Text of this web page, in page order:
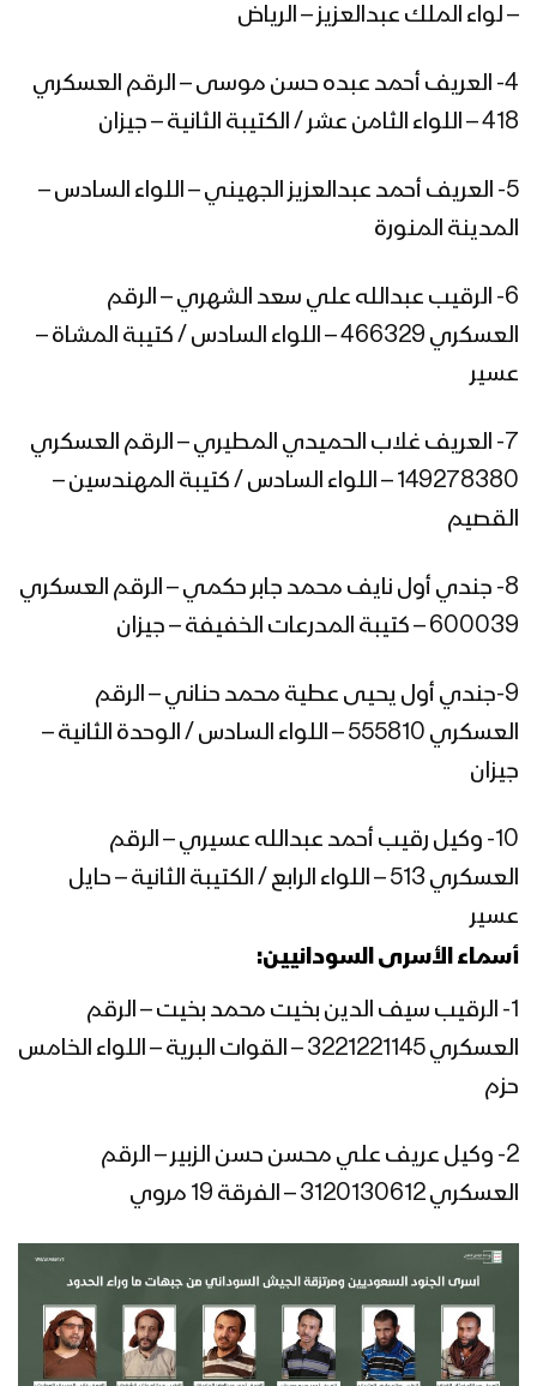
تدمير مدرعة بعبوة ناسفة – تنكيل
استهداف دبابة سعودية بصاروخ موجه –
تنكيل
رسالة مجاهد – من مشاهد عملية جيزان
الواسعة – مع الله
ميادين الجهاد – حلقات خاصة تكشف أسرار
عملية جيزان مع مشاهد تعرض للمرة
الأولى – ج1
الواسعة – مع الله
مع ملك السماوات والأرض – مع الله
تكشف أسرار عملية جيزان الواسعة مع
مشاهد للعملية تعرض للمرة الأولى – ج1
الواسعة – مع الله
فضل الله – من مشاهد عملية جيزان
آلياتهم تحرق – من مشاهد عملية جيزان
الواسعة – مع الله
زيارة وزير الإعلام ضيف الله الشامي
للمناطق المحررة في عملية جيزان
الواسعة
– لواء الملك عبدالعزيز – الرياض
4- العريف أحمد عبده حسن موسى – الرقم العسكري
418 – اللواء الثامن عشر / الكتيبة الثانية – جيزان
5- العريف أحمد عبدالعزيز الجهيني – اللواء السادس –
المدينة المنورة
6- الرقيب عبدالله علي سعد الشهري – الرقم
العسكري 466329 – اللواء السادس / كتيبة المشاة –
عسير
7- العريف غلاب الحميدي المطيري – الرقم العسكري
149278380 – اللواء السادس / كتيبة المهندسين –
القصيم
8- جندي أول نايف محمد جابر حكمي – الرقم العسكري
600039 – كتيبة المدرعات الخفيفة – جيزان
9-جندي أول يحيى عطية محمد حناني – الرقم
العسكري 555810 – اللواء السادس / الوحدة الثانية –
جيزان
10- وكيل رقيب أحمد عبدالله عسيري – الرقم
العسكري 513 – اللواء الرابع / الكتيبة الثانية – حايل
عسير
أسماء الأسرى السودانيين:
1- الرقيب سيف الدين بخيت محمد بخيت – الرقم
العسكري 3221221145 – القوات البرية – اللواء الخامس
حزم
2- وكيل عريف علي محسن حسن الزبير – الرقم
العسكري 3120130612 – الفرقة 19 مروي